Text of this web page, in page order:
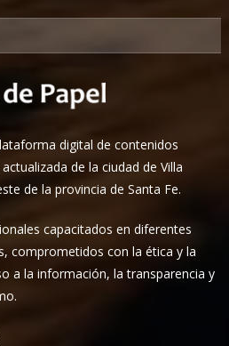
digital de contenidos
de la ciudad de Villa
de la provincia de Santa Fe.
capacitados en diferentes
comprometidos con la ética y la
a la información, la transparencia y